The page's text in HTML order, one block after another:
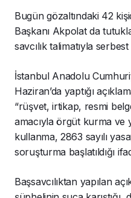
Bugün gözaltındaki 42
Başkanı Akpolat da
savcılık talimatıyla serbest
İstanbul Anadolu
Haziran’da yaptığı
“rüşvet, irtikap, resmi
amacıyla örgüt kurma ve
kullanma, 2863 sayılı
soruşturma başlatıldığı
Başsavcılıktan yapılan